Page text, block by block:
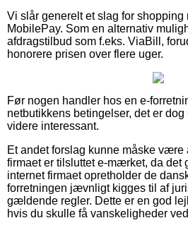
Vi slår generelt et slag for shopping
MobilePay. Som en alternativ
afdragstilbud som f.eks. ViaBill,
honorere prisen over flere uger.
Før nogen handler hos en e-
netbutikkens betingelser, det er
videre interessant.
Et andet forslag kunne måske være
firmaet er tilsluttet e-mærket, da det
internet firmaet opretholder de
forretningen jævnligt kigges til af
gældende regler. Dette er en god
hvis du skulle få vanskeligheder